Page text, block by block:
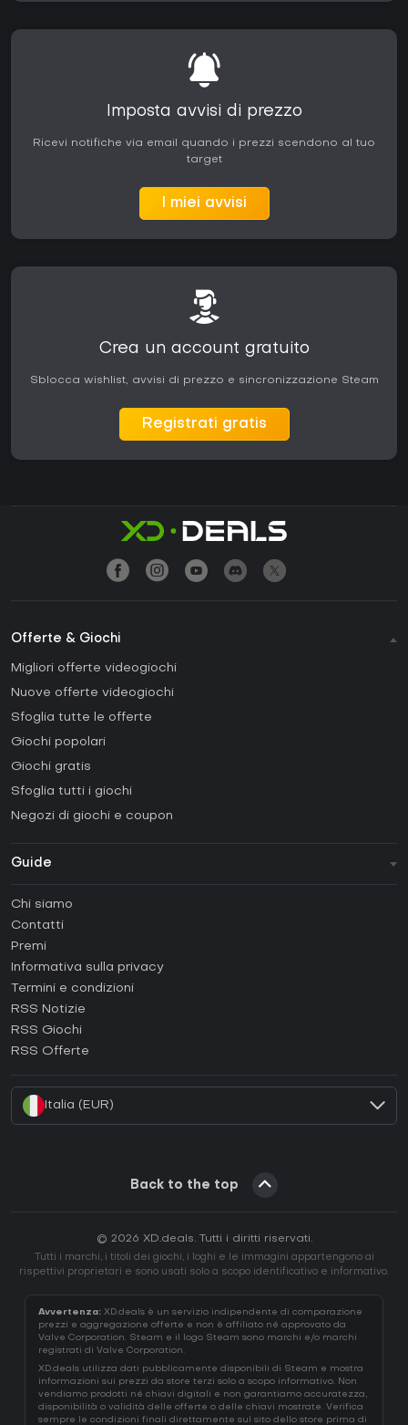
Imposta avvisi di prezzo
Ricevi notifiche via email quando i prezzi scendono al tuo
target
I miei avvisi
Crea un account gratuito
Sblocca wishlist, avvisi di prezzo e sincronizzazione Steam
Registrati gratis
Offerte & Giochi
Migliori offerte videogiochi
Nuove offerte videogiochi
Sfoglia tutte le offerte
Giochi popolari
Giochi gratis
Sfoglia tutti i giochi
Negozi di giochi e coupon
Guide
Come attivare una Steam CD Key?
Come attivare una Epic Games CD Key?
Come attivare una GOG CD Key?
Come attivare una Ubisoft Connect CD Key?
Chi siamo
Contatti
Premi
Informativa sulla privacy
Termini e condizioni
RSS Notizie
RSS Giochi
RSS Offerte
Italia (EUR)
Back to the top
© 2026 XD.deals. Tutti i diritti riservati.
Tutti i marchi, i titoli dei giochi, i loghi e le immagini appartengono ai
rispettivi proprietari e sono usati solo a scopo identificativo e informativo.
Avvertenza: XD.deals è un servizio indipendente di comparazione
prezzi e aggregazione offerte e non è affiliato né approvato da
Valve Corporation. Steam e il logo Steam sono marchi e/o marchi
registrati di Valve Corporation.
XD.deals utilizza dati pubblicamente disponibili di Steam e mostra
informazioni sui prezzi da store terzi solo a scopo informativo. Non
vendiamo prodotti né chiavi digitali e non garantiamo accuratezza,
disponibilità o validità delle offerte o delle chiavi mostrate. Verifica
sempre le condizioni finali direttamente sul sito dello store prima di